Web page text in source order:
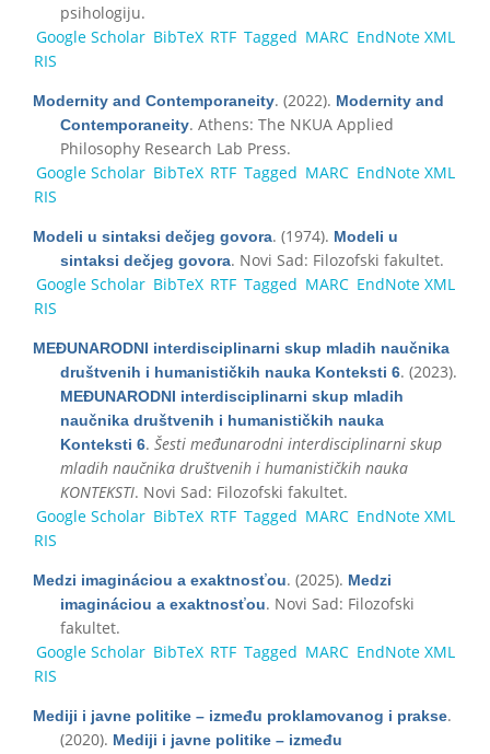
psihologiju.
Google Scholar BibTeX RTF Tagged MARC EndNote XML
RIS
Modernity and Contemporaneity. (2022). Modernity and
Contemporaneity. Athens: The NKUA Applied
Philosophy Research Lab Press.
Google Scholar BibTeX RTF Tagged MARC EndNote XML
RIS
Modeli u sintaksi dečjeg govora. (1974). Modeli u
sintaksi dečjeg govora. Novi Sad: Filozofski fakultet.
Google Scholar BibTeX RTF Tagged MARC EndNote XML
RIS
MEĐUNARODNI interdisciplinarni skup mladih naučnika
društvenih i humanističkih nauka Konteksti 6. (2023).
MEĐUNARODNI interdisciplinarni skup mladih
naučnika društvenih i humanističkih nauka
Konteksti 6. Šesti međunarodni interdisciplinarni skup
mladih naučnika društvenih i humanističkih nauka
KONTEKSTI. Novi Sad: Filozofski fakultet.
Google Scholar BibTeX RTF Tagged MARC EndNote XML
RIS
Medzi imagináciou a exaktnosťou. (2025). Medzi
imagináciou a exaktnosťou. Novi Sad: Filozofski
fakultet.
Google Scholar BibTeX RTF Tagged MARC EndNote XML
RIS
Mediji i javne politike – između proklamovanog i prakse.
(2020). Mediji i javne politike – između